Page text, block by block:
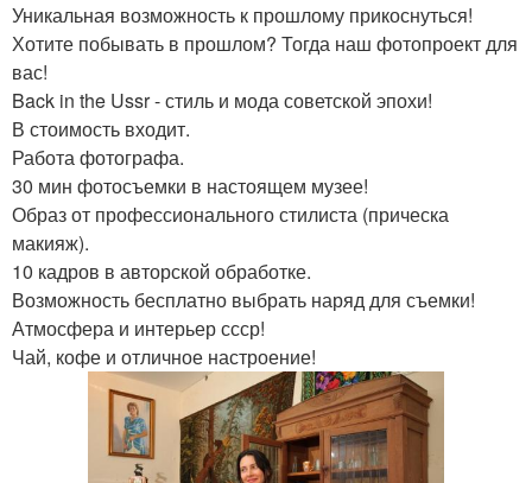
Уникальная возможность к прошлому прикоснуться!
Хотите побывать в прошлом? Тогда наш фотопроект для
вас!
Back in the Ussr - стиль и мода советской эпохи!
В стоимость входит.
Работа фотографа.
30 мин фотосъемки в настоящем музее!
Образ от профессионального стилиста (прическа
макияж).
10 кадров в авторской обработке.
Возможность бесплатно выбрать наряд для съемки!
Атмосфера и интерьер ссср!
Чай, кофе и отличное настроение!